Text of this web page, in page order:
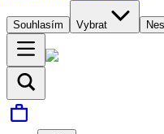
Souhlasím Vybrat